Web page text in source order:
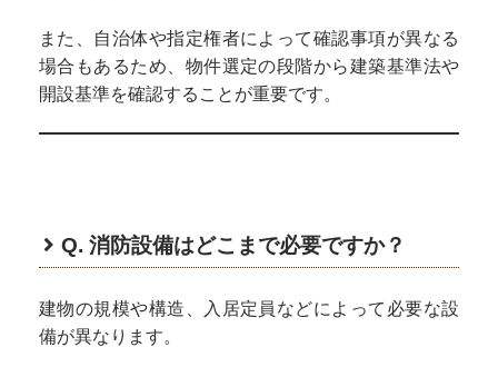
また、自治体や指定権者によって確認事項が異なる
場合もあるため、物件選定の段階から建築基準法や
開設基準を確認することが重要です。
Q. 消防設備はどこまで必要ですか？
建物の規模や構造、入居定員などによって必要な設
備が異なります。